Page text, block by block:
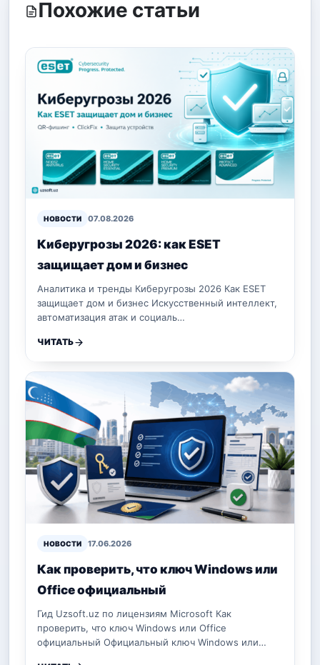
Похожие статьи
НОВОСТИ 07.08.2026
Киберугрозы 2026: как ESET
защищает дом и бизнес
Аналитика и тренды Киберугрозы 2026 Как ESET
защищает дом и бизнес Искусственный интеллект,
автоматизация атак и социаль…
ЧИТАТЬ
НОВОСТИ 17.06.2026
Как проверить, что ключ Windows или
Office официальный
Гид Uzsoft.uz по лицензиям Microsoft Как
проверить, что ключ Windows или Office
официальный Официальный ключ Windows или…